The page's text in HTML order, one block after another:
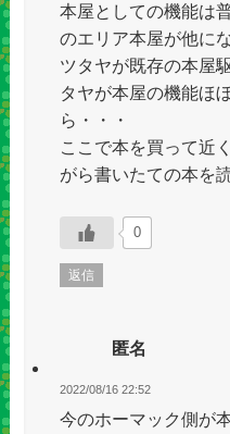
本屋としての機能は
のエリア本屋が他に
ツタヤが既存の本屋
タヤが本屋の機能ほ
ら・・・
ここで本を買って近
がら書いたての本を
0
返信
匿名
2022/08/16 22:52
今のホーマック側が